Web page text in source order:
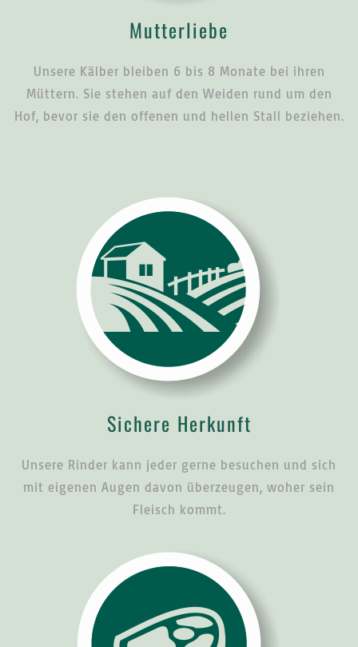
Mutterliebe
Unsere Kälber bleiben 6 bis 8 Monate bei ihren
Müttern. Sie stehen auf den Weiden rund um den
Hof, bevor sie den offenen und hellen Stall beziehen.
Sichere Herkunft
Unsere Rinder kann jeder gerne besuchen und sich
mit eigenen Augen davon überzeugen, woher sein
Fleisch kommt.